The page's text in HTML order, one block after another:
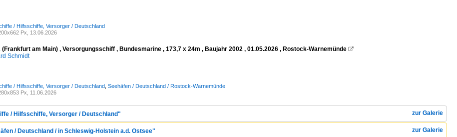
/ Hilfsschiffe, Versorger / Deutschland
Px, 13.06.2026
(Frankfurt am Main) , Versorgungsschiff , Bundesmarine , 173,7 x 24m , Baujahr 2002 , 01.05.2026 , Rostock-Warnemünde 
Schmidt
/ Hilfsschiffe, Versorger / Deutschland Seehäfen / Deutschland / Rostock-Warnemünde
Px, 11.06.2026
zur Galerie
/ Hilfsschiffe, Versorger / Deutschland"
zur Galerie
/ Deutschland / in Schleswig-Holstein a.d. Ostsee"